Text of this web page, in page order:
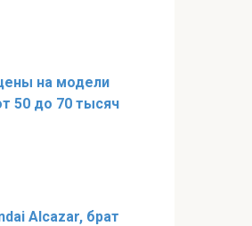
на модели
50 до 70 тысяч
Alcazar, брат